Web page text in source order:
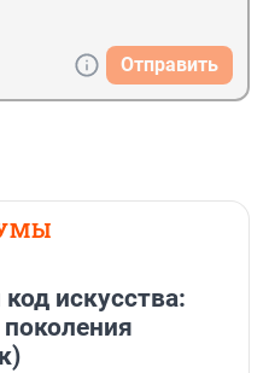
Отправить
искусства: